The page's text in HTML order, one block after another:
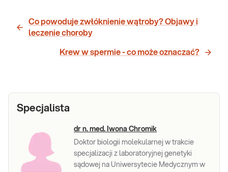
Co powoduje zwłóknienie wątroby? Objawy i
leczenie choroby
Krew w spermie - co może oznaczać?
Specjalista
dr n. med. Iwona Chromik
Doktor biologii molekularnej w trakcie
specjalizacji z laboratoryjnej genetyki
sądowej na Uniwersytecie Medycznym w